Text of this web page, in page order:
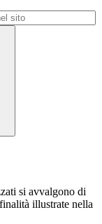
si avvalgono di
illustrate nella